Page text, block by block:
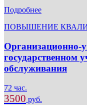
Подробнее
ПОВЫШЕНИЕ
Организационно-
государственном
обслуживания
72 час.
3500 руб.